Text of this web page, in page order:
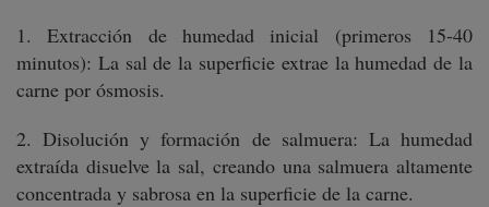
1. Extracción de humedad inicial (primeros 15-40
minutos): La sal de la superficie extrae la humedad de la
carne por ósmosis.
2. Disolución y formación de salmuera: La humedad
extraída disuelve la sal, creando una salmuera altamente
concentrada y sabrosa en la superficie de la carne.